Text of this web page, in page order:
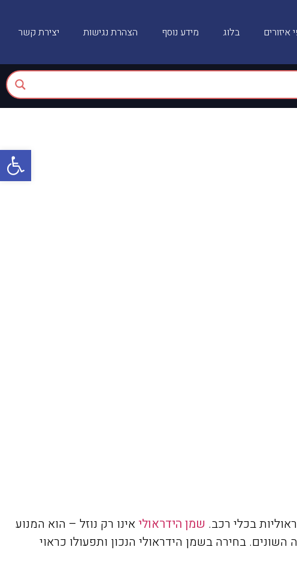
בלוג מידע נוסף הצהרת נגישות יצירת קשר
בכלי רכב. שמן הידראולי אינו רק נוזל – הוא המנוע
בחירה בשמן הידראולי הנכון ותפעולו כראוי